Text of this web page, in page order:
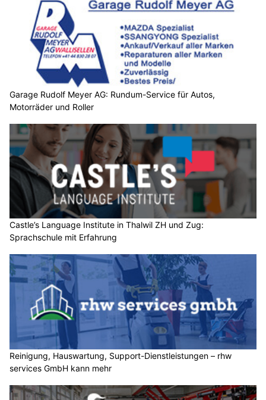
Garage Rudolf Meyer AG: Rundum-Service für Autos,
Motorräder und Roller
Castle’s Language Institute in Thalwil ZH und Zug:
Sprachschule mit Erfahrung
Reinigung, Hauswartung, Support-Dienstleistungen – rhw
services GmbH kann mehr